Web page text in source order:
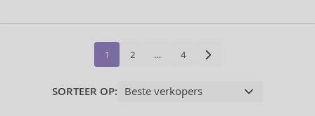
1 2 … 4
SORTEER OP: